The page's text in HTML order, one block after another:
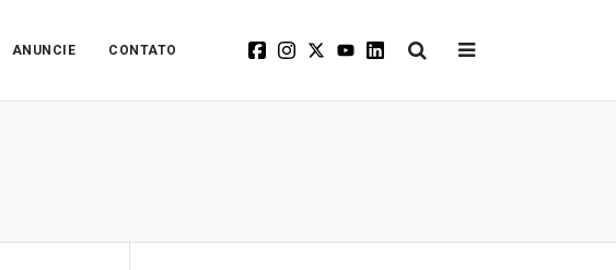
ANUNCIE CONTATO